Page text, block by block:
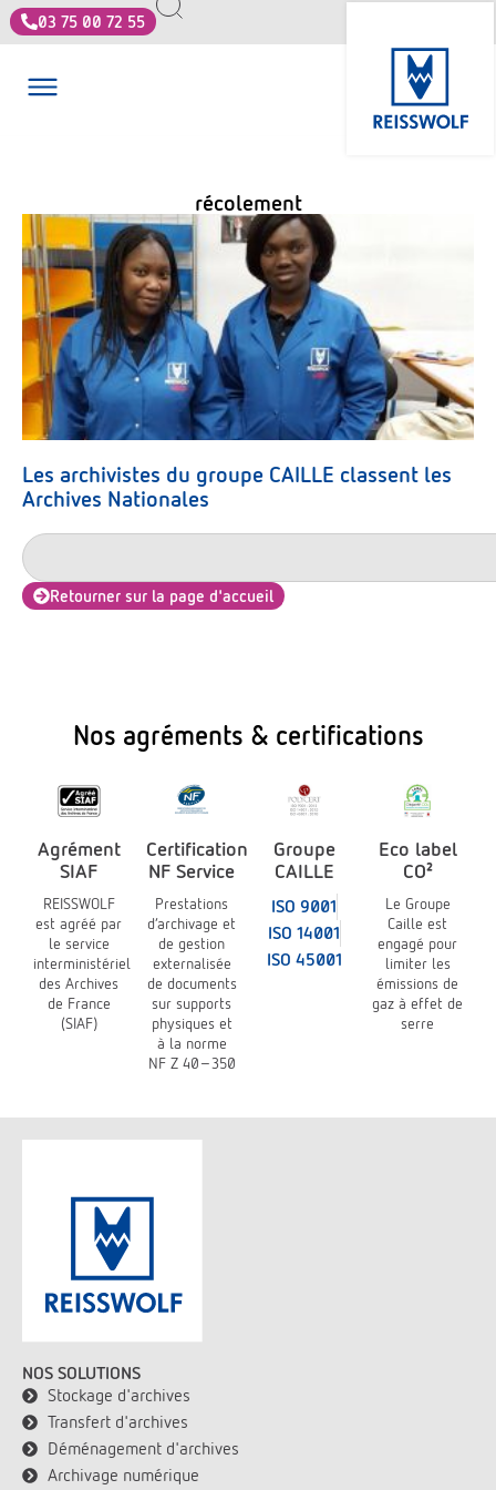
03 75 00 72 55
récolement
Les archivistes du groupe CAILLE classent les
Archives Nationales
Retourner sur la page d'accueil
Nos agréments & certifications
Agrément
SIAF
REISSWOLF
est agréé par
le service
interministériel
des Archives
de France
(SIAF)
Certification
NF Service
Prestations
d’archivage et
de gestion
externalisée
de documents
sur supports
physiques et
à la norme
NF Z 40-350
Groupe
CAILLE
ISO 9001
ISO 14001
ISO 45001
Eco label
CO²
Le Groupe
Caille est
engagé pour
limiter les
émissions de
gaz à effet de
serre
NOS SOLUTIONS
Stockage d'archives
Transfert d'archives
Déménagement d'archives
Archivage numérique